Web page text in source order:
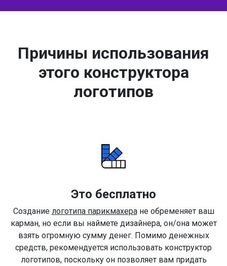
Причины использования
этого конструктора
логотипов
Это бесплатно
Создание логотипа парикмахеране обременяет ваш
карман, но если вы наймете дизайнера, он/она может
взять огромную сумму денег. Помимо денежных
средств, рекомендуется использовать конструктор
логотипов, поскольку он позволяет вам придать